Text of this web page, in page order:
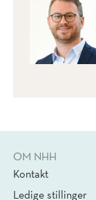
OM NHH
Kontakt
Ledige stillinger